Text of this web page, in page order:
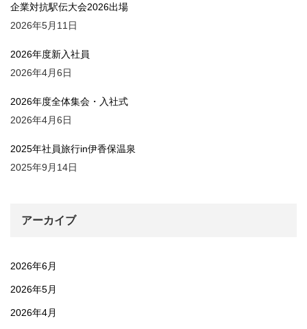
企業対抗駅伝大会2026出場
2026年5月11日
2026年度新入社員
2026年4月6日
2026年度全体集会・入社式
2026年4月6日
2025年社員旅行in伊香保温泉
2025年9月14日
アーカイブ
2026年6月
2026年5月
2026年4月